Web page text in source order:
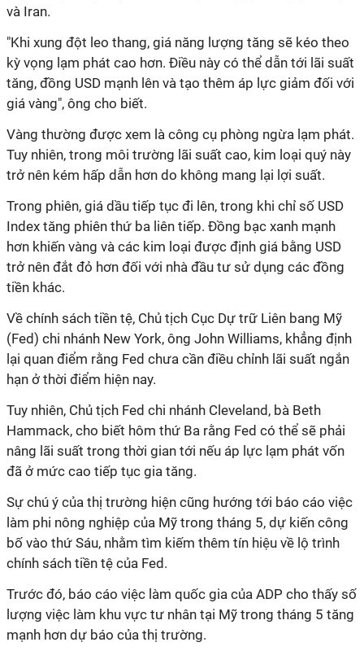
và Iran.
"Khi xung đột leo thang, giá năng lượng tăng sẽ kéo theo
kỳ vọng lạm phát cao hơn. Điều này có thể dẫn tới lãi suất
tăng, đồng USD mạnh lên và tạo thêm áp lực giảm đối với
giá vàng", ông cho biết.
Vàng thường được xem là công cụ phòng ngừa lạm phát.
Tuy nhiên, trong môi trường lãi suất cao, kim loại quý này
trở nên kém hấp dẫn hơn do không mang lại lợi suất.
Trong phiên, giá dầu tiếp tục đi lên, trong khi chỉ số USD
Index tăng phiên thứ ba liên tiếp. Đồng bạc xanh mạnh
hơn khiến vàng và các kim loại được định giá bằng USD
trở nên đắt đỏ hơn đối với nhà đầu tư sử dụng các đồng
tiền khác.
Về chính sách tiền tệ, Chủ tịch Cục Dự trữ Liên bang Mỹ
(Fed) chi nhánh New York, ông John Williams, khẳng định
lại quan điểm rằng Fed chưa cần điều chỉnh lãi suất ngắn
hạn ở thời điểm hiện nay.
Tuy nhiên, Chủ tịch Fed chi nhánh Cleveland, bà Beth
Hammack, cho biết hôm thứ Ba rằng Fed có thể sẽ phải
nâng lãi suất trong thời gian tới nếu áp lực lạm phát vốn
đã ở mức cao tiếp tục gia tăng.
Sự chú ý của thị trường hiện cũng hướng tới báo cáo việc
làm phi nông nghiệp của Mỹ trong tháng 5, dự kiến công
bố vào thứ Sáu, nhằm tìm kiếm thêm tín hiệu về lộ trình
chính sách tiền tệ của Fed.
Trước đó, báo cáo việc làm quốc gia của ADP cho thấy số
lượng việc làm khu vực tư nhân tại Mỹ trong tháng 5 tăng
mạnh hơn dự báo của thị trường.